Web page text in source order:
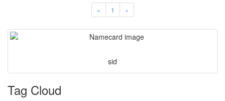
« 1 »
sid
Tag Cloud